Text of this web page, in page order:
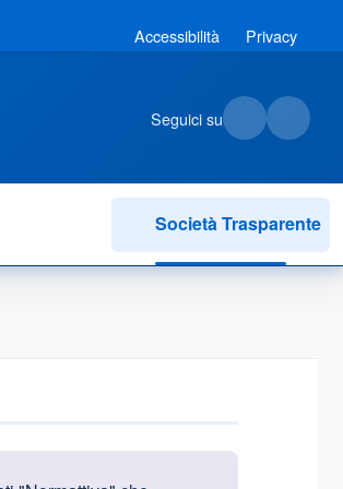
Accessibilità Privacy
Seguici su
Società Trasparente